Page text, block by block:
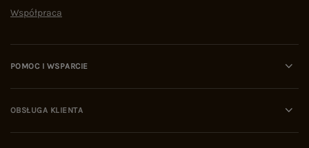
Współpraca
POMOC I WSPARCIE
OBSŁUGA KLIENTA